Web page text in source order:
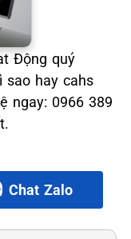
Động quý
sao hay cahs
ngay: 0966 389
Chat Zalo